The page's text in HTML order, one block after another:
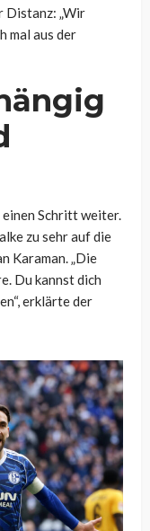
Distanz: „Wir
mal aus der
Schritt weiter.
zu sehr auf die
Karaman. „Die
Du kannst dich
erklärte der